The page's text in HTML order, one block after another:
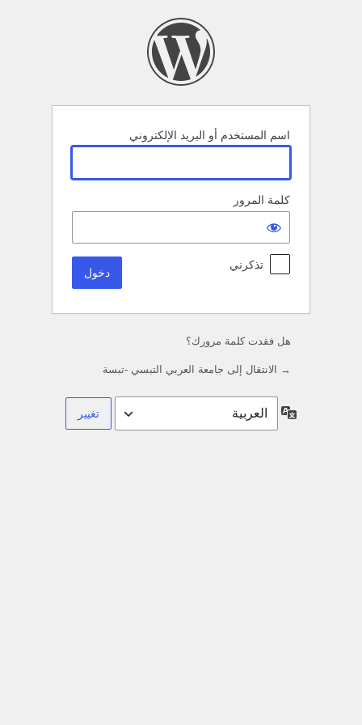
اسم المستخدم أو البريد الإلكتروني
كلمة المرور
تذكرني
هل فقدت كلمة مرورك؟
→ الانتقال إلى جامعة العربي التبسي -تبسة
اللغة